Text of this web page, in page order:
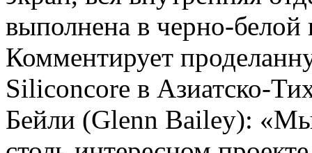
выполнена в черно-белой
Комментирует
Siliconcore в Азиатско-
Бейли (Glenn Bailey):